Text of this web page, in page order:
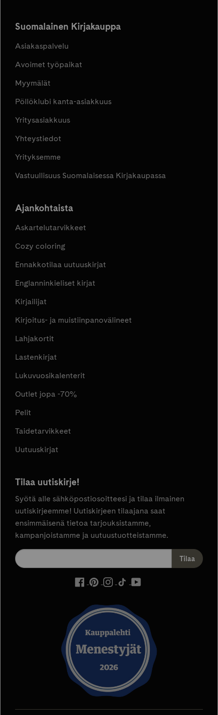
Suomalainen Kirjakauppa
Asiakaspalvelu
Avoimet työpaikat
Myymälät
Pöllöklubi kanta-asiakkuus
Yritysasiakkuus
Yhteystiedot
Yrityksemme
Vastuullisuus Suomalaisessa Kirjakaupassa
Ajankohtaista
Askartelutarvikkeet
Cozy coloring
Ennakkotilaa uutuuskirjat
Englanninkieliset kirjat
Kirjailijat
Kirjoitus- ja muistiinpanovälineet
Lahjakortit
Lastenkirjat
Lukuvuosikalenterit
Outlet jopa -70%
Pelit
Taidetarvikkeet
Uutuuskirjat
Tilaa uutiskirje!
Syötä alle sähköpostiosoitteesi ja tilaa ilmainen
uutiskirjeemme! Uutiskirjeen tilaajana saat
ensimmäisenä tietoa tarjouksistamme,
kampanjoistamme ja uutuustuotteistamme.
ulkoinen
avautuu
uuteen
välilehteen
ulkoinen
avautuu
uuteen
välilehteen
ulkoinen
avautuu
uuteen
välilehteen
ulkoinen
uuteen
välilehteen
välilehteen